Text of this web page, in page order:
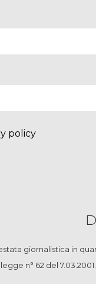
policy
giornalistica in
n° 62 del